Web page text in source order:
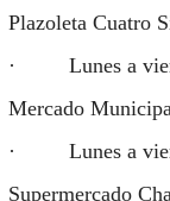
Plazoleta Cuatro
· Lunes a
Mercado
· Lunes a
Supermercado